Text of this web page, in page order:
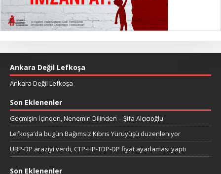
Ankara Değil Lefkoşa
Ankara Değil Lefkoşa
Son Eklenenler
Geçmişin İçinden, Nenemin Dilinden – Şifa Alçıcıoğlu
Lefkoşa’da bugün Bağımsız Kıbrıs Yürüyüşü düzenleniyor
UBP-DP araziyi verdi, CTP-HP-TDP-DP fiyat ayarlaması yaptı
Son Eklenenler